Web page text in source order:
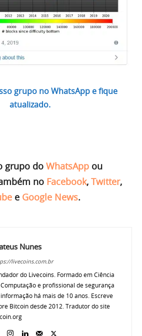
grupo no WhatsApp e fique
atualizado.
grupo do WhatsApp ou
no Facebook, Twitter,
e Google News.
Nunes
livecoins.com.br
do Livecoins. Formado em Ciência
e profissional de segurança
há mais de 10 anos. Escreve
Bitcoin desde 2012. Tradutor do site